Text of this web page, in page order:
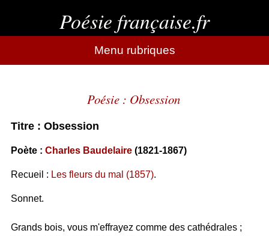
Poésie française.fr
Menu rubriques
Poésie : Obsession
Titre : Obsession
Poète : Charles Baudelaire(1821-1867)
Recueil : Les fleurs du mal (1857).
Sonnet.
Grands bois, vous m'effrayez comme des cathédrales ;